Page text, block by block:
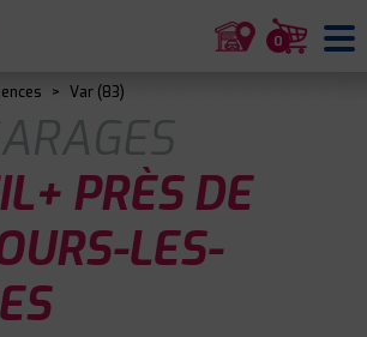
0
> Var (83)
PRÈS DE
LES-